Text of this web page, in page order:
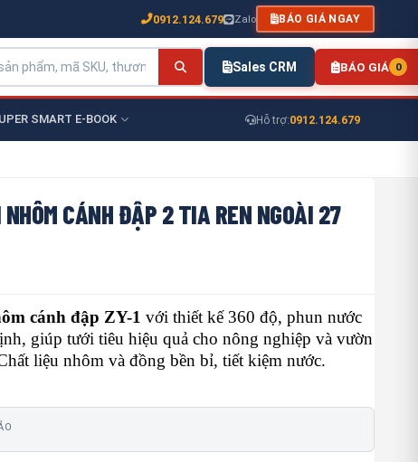
0912.124.679 Zalo BÁO GIÁ NGAY
Sales CRM BÁO GIÁ 0
SMART E-BOOK Hỗ trợ:0912.124.679
NHÔM CÁNH ĐẬP 2 TIA REN NGOÀI 27
cánh đập ZY-1 với thiết kế 360 độ, phun nước
giúp tưới tiêu hiệu quả cho nông nghiệp và vườn
liệu nhôm và đồng bền bỉ, tiết kiệm nước.